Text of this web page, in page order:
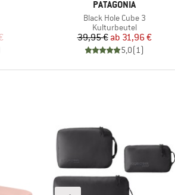
Preis
MARKE
PATAGONIA
Artikel
Black Hole Cube 3
Produktgruppe
Kulturbeutel
Preis
39,95 € reduzierter Preis
ab 31,96 €
5,0(1)